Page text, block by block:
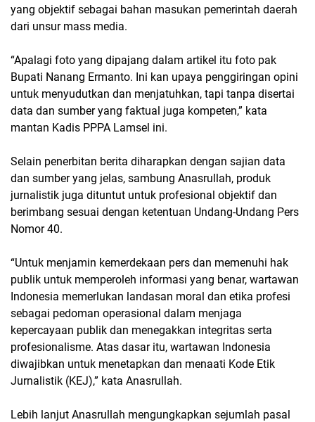
yang objektif sebagai bahan masukan pemerintah daerah
dari unsur mass media.
“Apalagi foto yang dipajang dalam artikel itu foto pak
Bupati Nanang Ermanto. Ini kan upaya penggiringan opini
untuk menyudutkan dan menjatuhkan, tapi tanpa disertai
data dan sumber yang faktual juga kompeten,” kata
mantan Kadis PPPA Lamsel ini.
Selain penerbitan berita diharapkan dengan sajian data
dan sumber yang jelas, sambung Anasrullah, produk
jurnalistik juga dituntut untuk profesional objektif dan
berimbang sesuai dengan ketentuan Undang-Undang Pers
Nomor 40.
“Untuk menjamin kemerdekaan pers dan memenuhi hak
publik untuk memperoleh informasi yang benar, wartawan
Indonesia memerlukan landasan moral dan etika profesi
sebagai pedoman operasional dalam menjaga
kepercayaan publik dan menegakkan integritas serta
profesionalisme. Atas dasar itu, wartawan Indonesia
diwajibkan untuk menetapkan dan menaati Kode Etik
Jurnalistik (KEJ),” kata Anasrullah.
Lebih lanjut Anasrullah mengungkapkan sejumlah pasal